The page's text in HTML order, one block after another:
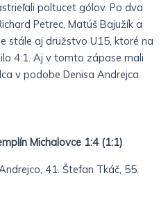
poltucet gólov. Po dva
Petrec, Matúš Bajužík a
stále aj družstvo U15, ktoré na
4:1. Aj v tomto zápase mali
v podobe Denisa Andrejca.
Michalovce 1:4 (1:1)
41. Štefan Tkáč, 55.